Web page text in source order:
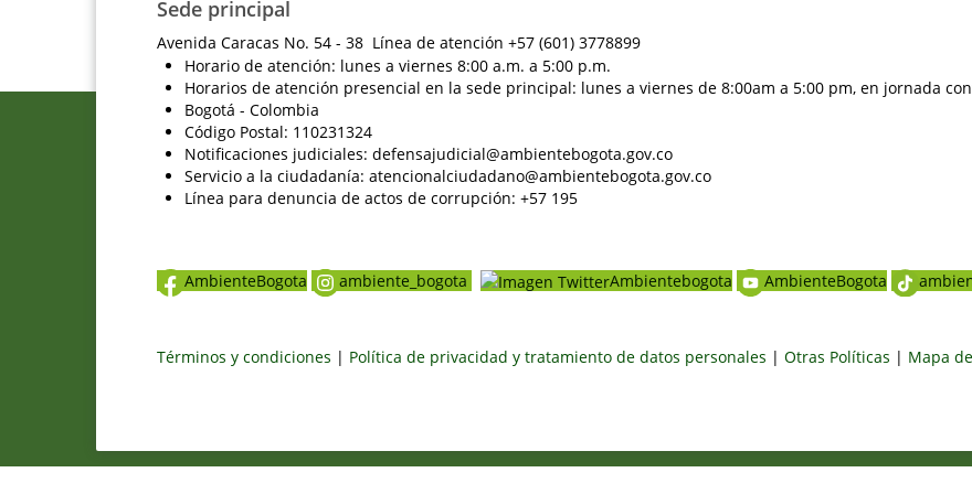
Sede principal
Avenida Caracas No. 54 - 38 Línea de atención +57 (601) 3778899
Horario de atención: lunes a viernes 8:00 a.m. a 5:00 p.m.
Horarios de atención presencial en la sede principal: lunes a viernes de 8:00am a 5:00 pm, en jornada
Bogotá - Colombia
Código Postal: 110231324
Notificaciones judiciales: defensajudicial@ambientebogota.gov.co
Servicio a la ciudadanía: atencionalciudadano@ambientebogota.gov.co
Línea para denuncia de actos de corrupción: +57 195
AmbienteBogota ambiente_bogota Ambientebogota AmbienteBogota
Términos y condiciones | Política de privacidad y tratamiento de datos personales | Otras Políticas | Mapa